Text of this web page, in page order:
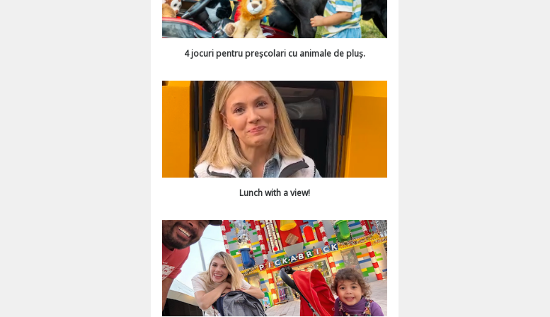
4 jocuri pentru preșcolari cu animale de pluș.
Lunch with a view!